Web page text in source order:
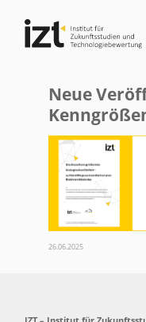
Neue
26.06.2025